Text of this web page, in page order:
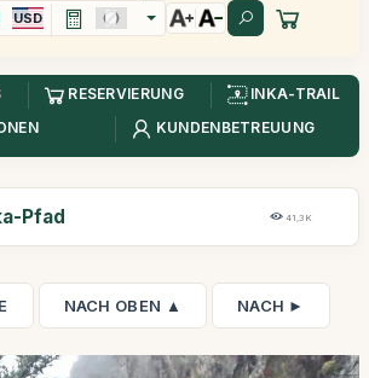
USD
RESERVIERUNG
INKA-TRAIL
KUNDENBETREUUNG
Pfad 41,3K
NACH OBEN ▲ NACH ►